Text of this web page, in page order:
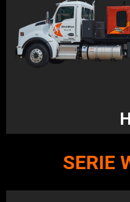
SERIE